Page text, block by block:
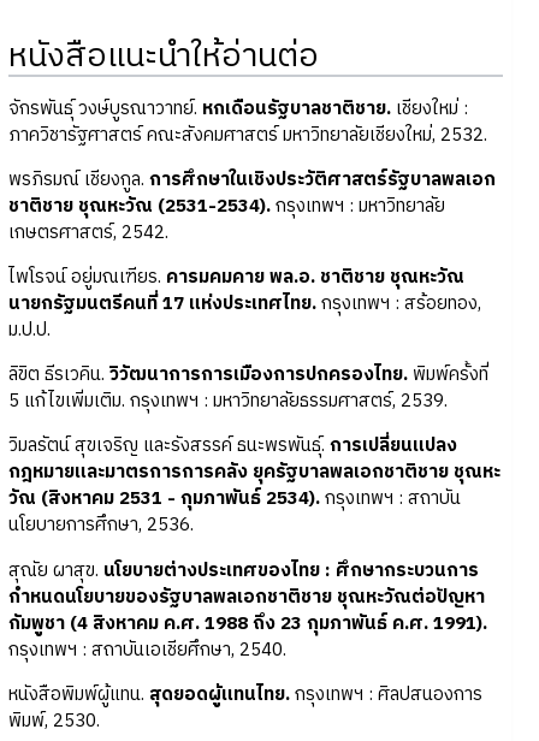
หนังสือแนะนำให้อ่านต่อ
จักรพันธุ์ วงษ์บูรณาวาทย์. หกเดือนรัฐบาลชาติชาย.เชียงใหม่ :
ภาควิชารัฐศาสตร์ คณะสังคมศาสตร์ มหาวิทยาลัยเชียงใหม่, 2532.
พรภิรมณ์ เชียงกูล. การศึกษาในเชิงประวัติศาสตร์รัฐบาลพลเอก
ชาติชาย ชุณหะวัณ (2531-2534).กรุงเทพฯ : มหาวิทยาลัย
เกษตรศาสตร์, 2542.
ไพโรจน์ อยู่มณเฑียร. คารมคมคาย พล.อ. ชาติชาย ชุณหะวัณ
นายกรัฐมนตรีคนที่ 17 แห่งประเทศไทย.กรุงเทพฯ : สร้อยทอง,
ม.ป.ป.
ลิขิต ธีรเวคิน. วิวัฒนาการการเมืองการปกครองไทย.พิมพ์ครั้งที่
5 แก้ไขเพิ่มเติม. กรุงเทพฯ : มหาวิทยาลัยธรรมศาสตร์, 2539.
วิมลรัตน์ สุขเจริญ และรังสรรค์ ธนะพรพันธุ์.การเปลี่ยนแปลง
กฎหมายและมาตรการการคลัง ยุครัฐบาลพลเอกชาติชาย ชุณหะ
วัณ (สิงหาคม 2531 - กุมภาพันธ์ 2534).กรุงเทพฯ : สถาบัน
นโยบายการศึกษา, 2536.
สุณัย ผาสุข. นโยบายต่างประเทศของไทย : ศึกษากระบวนการ
กำหนดนโยบายของรัฐบาลพลเอกชาติชาย ชุณหะวัณต่อปัญหา
กัมพูชา (4 สิงหาคม ค.ศ. 1988 ถึง 23 กุมภาพันธ์ ค.ศ. 1991).
กรุงเทพฯ : สถาบันเอเชียศึกษา, 2540.
หนังสือพิมพ์ผู้แทน. สุดยอดผู้แทนไทย.กรุงเทพฯ : ศิลปสนองการ
พิมพ์, 2530.